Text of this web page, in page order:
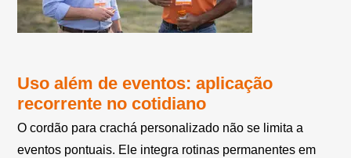
Uso além de eventos: aplicação
recorrente no cotidiano
O cordão para crachá personalizado não se limita a
eventos pontuais. Ele integra rotinas permanentes em